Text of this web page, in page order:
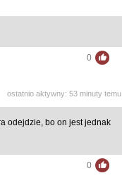
0
ostatnio aktywny: 53 minuty temu
odejdzie, bo on jest jednak
0